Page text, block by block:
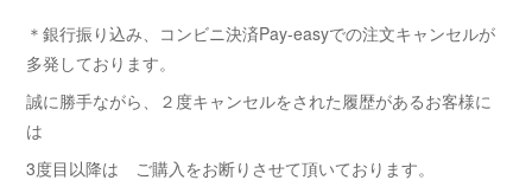
＊銀行振り込み、コンビニ決済Pay-easyでの注文キャンセルが
多発しております。
誠に勝手ながら、２度キャンセルをされた履歴があるお客様に
は
3度目以降は ご購入をお断りさせて頂いております。